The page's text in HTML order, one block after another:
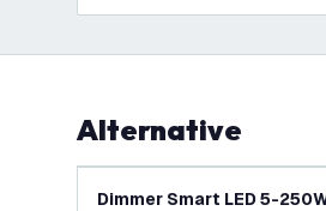
Alternative
Dimmer Smart LED 5-